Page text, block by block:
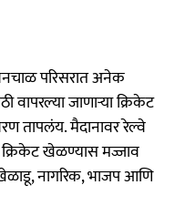
परिसरात अनेक
वापरल्या जाणाऱ्या क्रिकेट
तापलंय. मैदानावर रेल्वे
खेळण्यास मज्जाव
नागरिक, भाजप आणि